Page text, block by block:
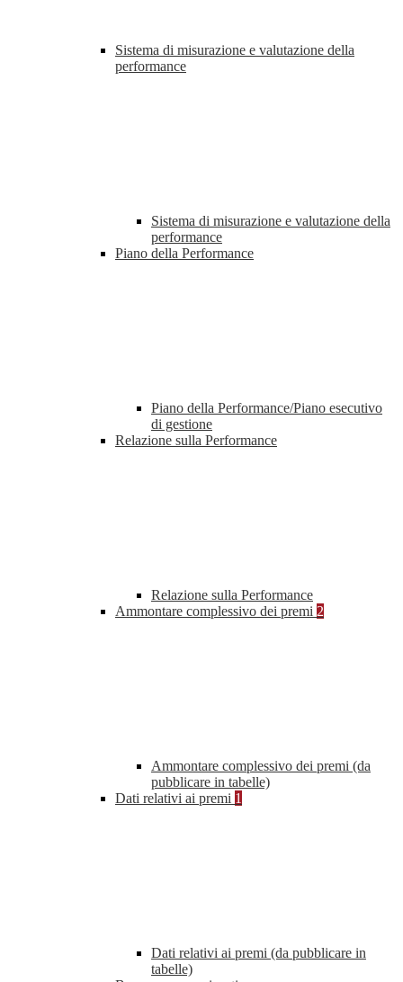
Sistema di misurazione e valutazione della
performance
Sistema di misurazione e valutazione della
performance
Piano della Performance
Piano della Performance/Piano esecutivo
di gestione
Relazione sulla Performance
Relazione sulla Performance
Ammontare complessivo dei premi 2
Ammontare complessivo dei premi (da
pubblicare in tabelle)
Dati relativi ai premi 1
Dati relativi ai premi (da pubblicare in
tabelle)